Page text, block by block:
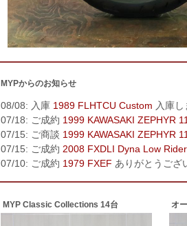
MYPからのお知らせ
08/08: 入庫 1989 FLHTCU Custom 入庫し
07/18: ご成約 1999 KAWASAKI ZEPHYR
07/15: ご商談 1999 KAWASAKI ZEPHYR
07/15: ご成約 2008 FXDLI Dyna Low Rider
07/10: ご成約 1979 FXEF ありがとうござ
MYP Classic Collections 14台 オ